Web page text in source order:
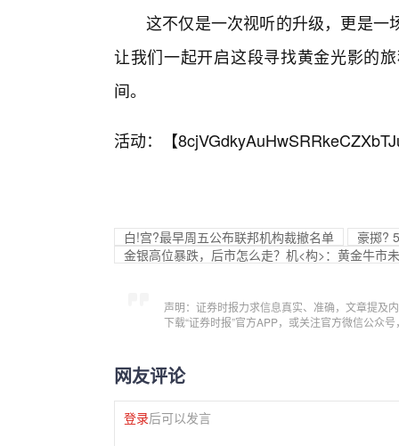
这不仅是一次视听的升级，更是一
让我们一起开启这段寻找黄金光影的
间。
活动：【
白!宫?最早周五公布联邦机构裁撤名单
豪掷?
金银高位暴跌，后市怎么走？机<构>：黄金牛市
声明：证券时报力求信息真实、准确，文章提及
下载“证券时报”官方APP，或关注官方微信公众
网友评论
登录后可以发言